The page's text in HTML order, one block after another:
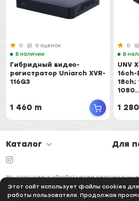
Этот сайт использует файлы cookies
работы пользователя. Продолжая
0
0 оценок
В наличии
Гибридный видео-
регистратор Uniarch XVR-
116G3
1 460 m
0
В
UNV
16ch-
18ch;
1
Каталог Для
Мы получаем и обрабатываем
нашего сайта в соответствии с